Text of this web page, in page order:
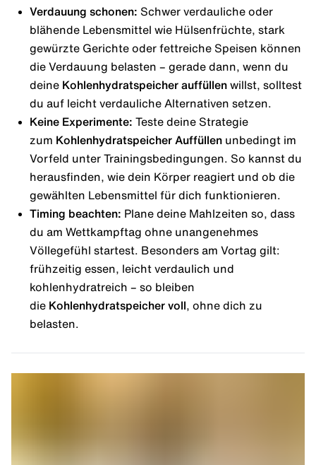
Verdauung schonen: Schwer verdauliche oder
blähende Lebensmittel wie Hülsenfrüchte, stark
gewürzte Gerichte oder fettreiche Speisen können
die Verdauung belasten – gerade dann, wenn du
deine Kohlenhydratspeicher auffüllenwillst, solltest
du auf leicht verdauliche Alternativen setzen.
Keine Experimente: Teste deine Strategie
zum Kohlenhydratspeicher Auffüllenunbedingt im
Vorfeld unter Trainingsbedingungen. So kannst du
herausfinden, wie dein Körper reagiert und ob die
gewählten Lebensmittel für dich funktionieren.
Timing beachten: Plane deine Mahlzeiten so, dass
du am Wettkampftag ohne unangenehmes
Völlegefühl startest. Besonders am Vortag gilt:
frühzeitig essen, leicht verdaulich und
kohlenhydratreich – so bleiben
die Kohlenhydratspeicher voll , ohne dich zu
belasten.